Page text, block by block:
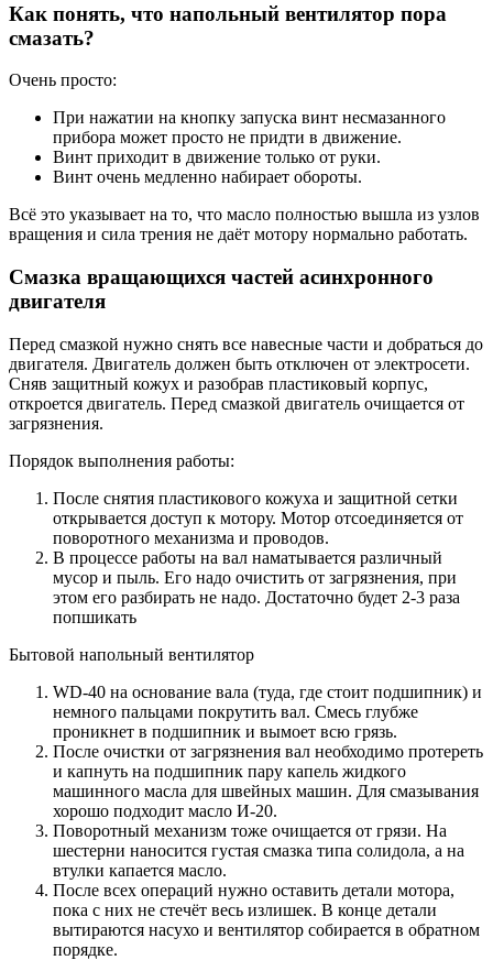
Как понять, что напольный вентилятор пора
смазать?
Очень просто:
При нажатии на кнопку запуска винт несмазанного
прибора может просто не придти в движение.
Винт приходит в движение только от руки.
Винт очень медленно набирает обороты.
Всё это указывает на то, что масло полностью вышла из узлов
вращения и сила трения не даёт мотору нормально работать.
Смазка вращающихся частей асинхронного
двигателя
Перед смазкой нужно снять все навесные части и добраться до
двигателя. Двигатель должен быть отключен от электросети.
Сняв защитный кожух и разобрав пластиковый корпус,
откроется двигатель. Перед смазкой двигатель очищается от
загрязнения.
Порядок выполнения работы:
После снятия пластикового кожуха и защитной сетки
открывается доступ к мотору. Мотор отсоединяется от
поворотного механизма и проводов.
В процессе работы на вал наматывается различный
мусор и пыль. Его надо очистить от загрязнения, при
этом его разбирать не надо. Достаточно будет 2-3 раза
попшикать
Бытовой напольный вентилятор
WD-40 на основание вала (туда, где стоит подшипник) и
немного пальцами покрутить вал. Смесь глубже
проникнет в подшипник и вымоет всю грязь.
После очистки от загрязнения вал необходимо протереть
и капнуть на подшипник пару капель жидкого
машинного масла для швейных машин. Для смазывания
хорошо подходит масло И-20.
Поворотный механизм тоже очищается от грязи. На
шестерни наносится густая смазка типа солидола, а на
втулки капается масло.
После всех операций нужно оставить детали мотора,
пока с них не стечёт весь излишек. В конце детали
вытираются насухо и вентилятор собирается в обратном
порядке.